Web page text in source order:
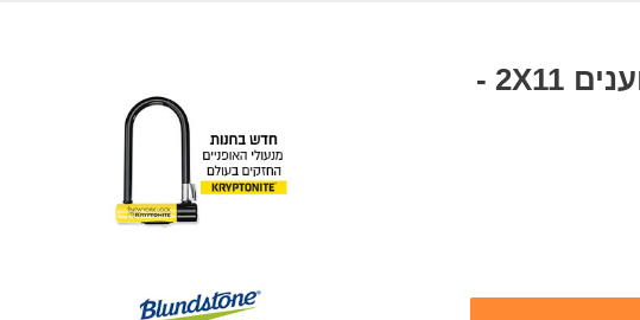
סולם אלומיניום שחיל נשען מקצוענים 2X11 -